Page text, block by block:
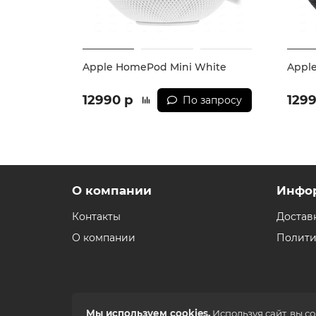
Apple HomePod Mini White
12990 р По запросу
Мы используем cookies. Используя сайт, вы
О компании
Контакты
О компании